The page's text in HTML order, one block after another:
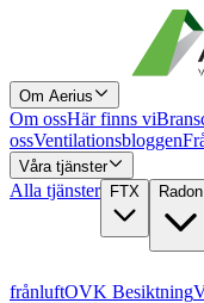
Om Aerius
Om ossHär finns vi
ossVentilationsbloggen
Våra tjänster
Alla tjänster FTX Radon
frånluftOVK Besiktning